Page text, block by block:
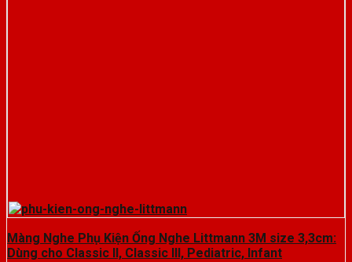
Màng Nghe Phụ Kiện Ống Nghe Littmann 3M size 3,3cm:
Dùng cho Classic II, Classic III, Pediatric, Infant